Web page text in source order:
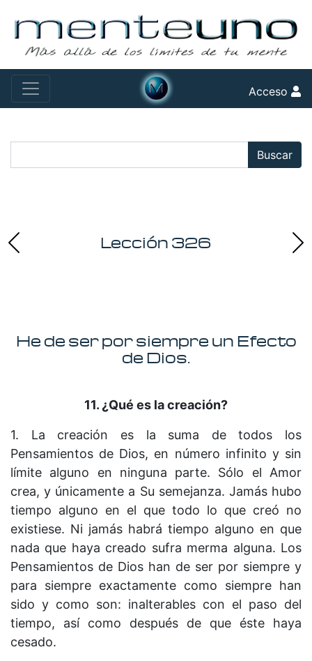
Acceso
Buscar
Lección 326
He de ser por siempre un Efecto
de Dios.
11. ¿Qué es la creación?
1. La creación es la suma de todos los
Pensamientos de Dios, en número infinito y sin
límite alguno en ninguna parte. Sólo el Amor
crea, y únicamente a Su semejanza. Jamás hubo
tiempo alguno en el que todo lo que creó no
existiese. Ni jamás habrá tiempo alguno en que
nada que haya creado sufra merma alguna. Los
Pensamientos de Dios han de ser por siempre y
para siempre exactamente como siempre han
sido y como son: inalterables con el paso del
tiempo, así como después de que éste haya
cesado.